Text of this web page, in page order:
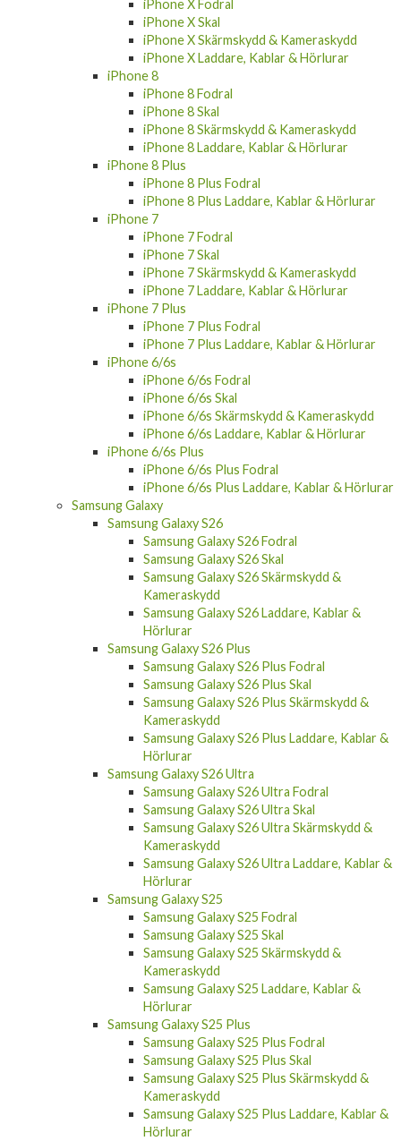
iPhone X Fodral
iPhone X Skal
iPhone X Skärmskydd & Kameraskydd
iPhone X Laddare, Kablar & Hörlurar
iPhone 8
iPhone 8 Fodral
iPhone 8 Skal
iPhone 8 Skärmskydd & Kameraskydd
iPhone 8 Laddare, Kablar & Hörlurar
iPhone 8 Plus
iPhone 8 Plus Fodral
iPhone 8 Plus Laddare, Kablar & Hörlurar
iPhone 7
iPhone 7 Fodral
iPhone 7 Skal
iPhone 7 Skärmskydd & Kameraskydd
iPhone 7 Laddare, Kablar & Hörlurar
iPhone 7 Plus
iPhone 7 Plus Fodral
iPhone 7 Plus Laddare, Kablar & Hörlurar
iPhone 6/6s
iPhone 6/6s Fodral
iPhone 6/6s Skal
iPhone 6/6s Skärmskydd & Kameraskydd
iPhone 6/6s Laddare, Kablar & Hörlurar
iPhone 6/6s Plus
iPhone 6/6s Plus Fodral
iPhone 6/6s Plus Laddare, Kablar & Hörlurar
Samsung Galaxy
Samsung Galaxy S26
Samsung Galaxy S26 Fodral
Samsung Galaxy S26 Skal
Samsung Galaxy S26 Skärmskydd &
Kameraskydd
Samsung Galaxy S26 Laddare, Kablar &
Hörlurar
Samsung Galaxy S26 Plus
Samsung Galaxy S26 Plus Fodral
Samsung Galaxy S26 Plus Skal
Samsung Galaxy S26 Plus Skärmskydd &
Kameraskydd
Samsung Galaxy S26 Plus Laddare, Kablar &
Hörlurar
Samsung Galaxy S26 Ultra
Samsung Galaxy S26 Ultra Fodral
Samsung Galaxy S26 Ultra Skal
Samsung Galaxy S26 Ultra Skärmskydd &
Kameraskydd
Samsung Galaxy S26 Ultra Laddare, Kablar &
Hörlurar
Samsung Galaxy S25
Samsung Galaxy S25 Fodral
Samsung Galaxy S25 Skal
Samsung Galaxy S25 Skärmskydd &
Kameraskydd
Samsung Galaxy S25 Laddare, Kablar &
Hörlurar
Samsung Galaxy S25 Plus
Samsung Galaxy S25 Plus Fodral
Samsung Galaxy S25 Plus Skal
Samsung Galaxy S25 Plus Skärmskydd &
Kameraskydd
Samsung Galaxy S25 Plus Laddare, Kablar &
Hörlurar